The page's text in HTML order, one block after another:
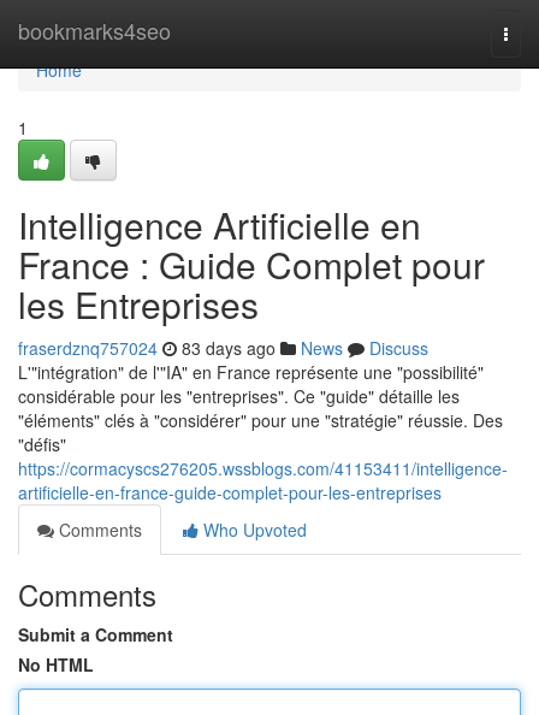
bookmarks4seo
Home
Home
1
Intelligence Artificielle en
France : Guide Complet pour
les Entreprises
fraserdznq757024 83 days ago News
Discuss
L'"intégration" de l'"IA" en France représente une "possibilité"
considérable pour les "entreprises". Ce "guide" détaille les
"éléments" clés à "considérer" pour une "stratégie" réussie. Des
"défis"
https://cormacyscs276205.wssblogs.com/41153411/intelligence-
artificielle-en-france-guide-complet-pour-les-entreprises
Comments
Who Upvoted
Comments
Submit a Comment
No HTML